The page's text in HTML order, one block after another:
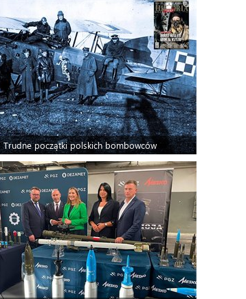
Trudne początki polskich bombowców